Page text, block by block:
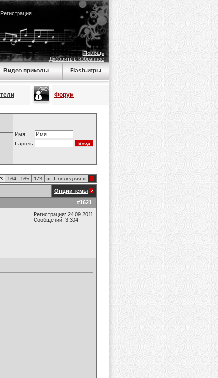
Регистрация
Помощь
Добавить в избранное
Видео приколы Flash-игры
Форум
Имя
Пароль
164 165 173 > Последняя »
Опции темы
#1621
Регистрация: 24.09.2011
Сообщений: 3,304